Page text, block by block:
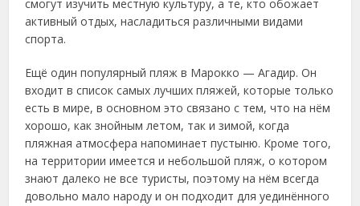
смогут изучить местную культуру, а те, кто обожает
активный отдых, насладиться различными видами
спорта.
Ещё один популярный пляж в Марокко — Агадир. Он
входит в список самых лучших пляжей, которые только
есть в мире, в основном это связано с тем, что на нём
хорошо, как знойным летом, так и зимой, когда
пляжная атмосфера напоминает пустыню. Кроме того,
на территории имеется и небольшой пляж, о котором
знают далеко не все туристы, поэтому на нём всегда
довольно мало народу и он подходит для уединённого